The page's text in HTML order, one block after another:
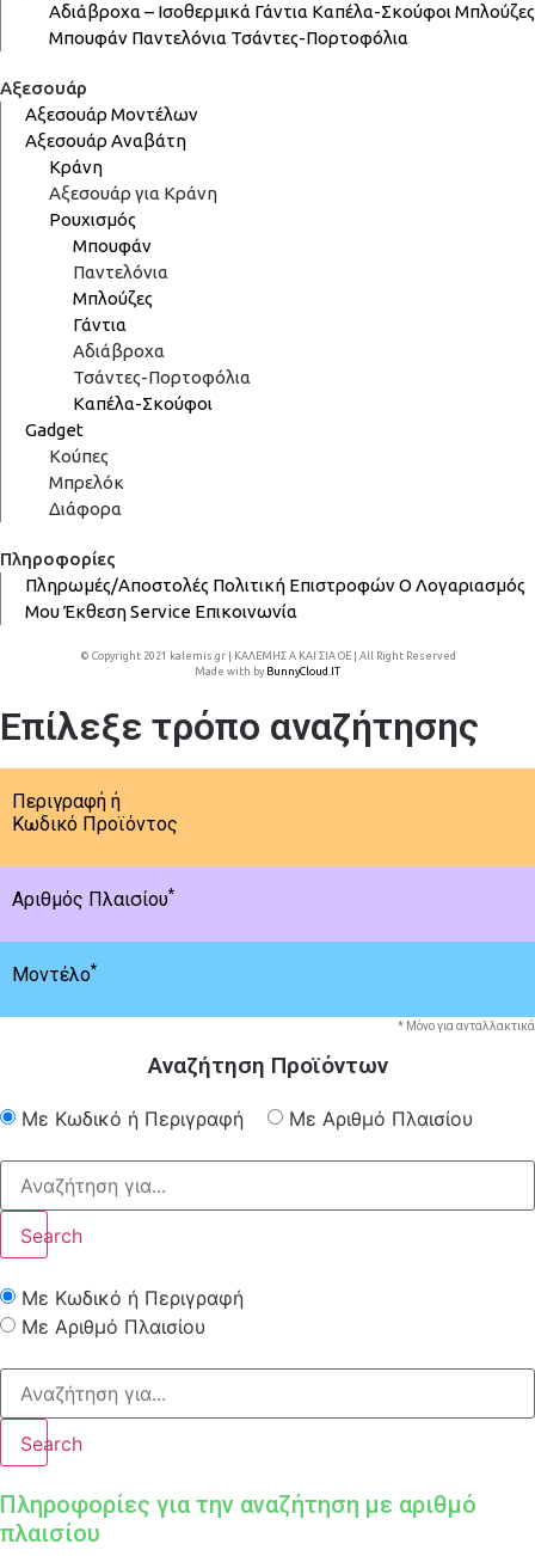
Αδιάβροχα – Ισοθερμικά Γάντια Καπέλα-Σκούφοι Μπλούζες
Μπουφάν Παντελόνια Τσάντες-Πορτοφόλια
Αξεσουάρ
Αξεσουάρ Μοντέλων
Αξεσουάρ Αναβάτη
Κράνη
Αξεσουάρ για Κράνη
Ρουχισμός
Μπουφάν
Παντελόνια
Μπλούζες
Γάντια
Αδιάβροχα
Τσάντες-Πορτοφόλια
Καπέλα-Σκούφοι
Gadget
Κούπες
Μπρελόκ
Διάφορα
Πληροφορίες
Πληρωμές/Αποστολές Πολιτική ΕπιστροφώνΟ Λογαριασμός
ΜουΈκθεσηService Επικοινωνία
© Copyright 2021 kalemis.gr | ΚΑΛΕΜΗΣ Α ΚΑΙ ΣΙΑ ΟΕ | All Right Reserved
Made with by BunnyCloud.IT
Επίλεξε τρόπο αναζήτησης
Περιγραφή ή
Κωδικό Προϊόντος
Αριθμός Πλαισίου*
Μοντέλο*
* Μόνο για ανταλλακτικά
Αναζήτηση Προϊόντων
Με Κωδικό ή Περιγραφή Με Αριθμό Πλαισίου
Search
Με Κωδικό ή Περιγραφή
Με Αριθμό Πλαισίου
Search
Πληροφορίες για την αναζήτηση με αριθμό
πλαισίου